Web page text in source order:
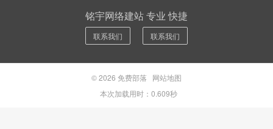
铭宇网络建站 专业 快捷
联系我们 联系我们
© 2026 免费部落
网站地图
本次加载用时：0.609秒